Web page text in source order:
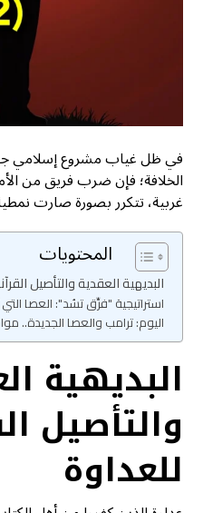
في ظل غياب مشروع إسلامي
الخلافة؛ فإن ضرب فريق من
غربية، تتكرر بصورة صارت
المحتويات
البديهية العقدية والتأصيل
استراتيجية "فرِّق تسُد": العصا
اليوم: ترامب والعصا الجديدة..
البديهية
والتأصيل
للعداوة